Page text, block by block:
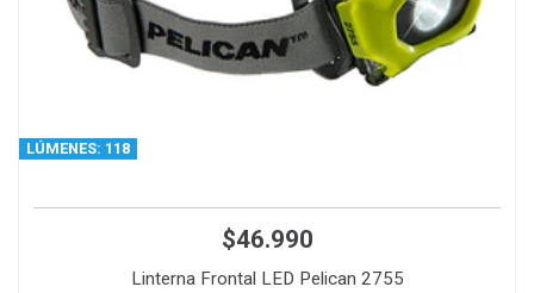
LÚMENES: 118
$46.990
Linterna Frontal LED Pelican 2755